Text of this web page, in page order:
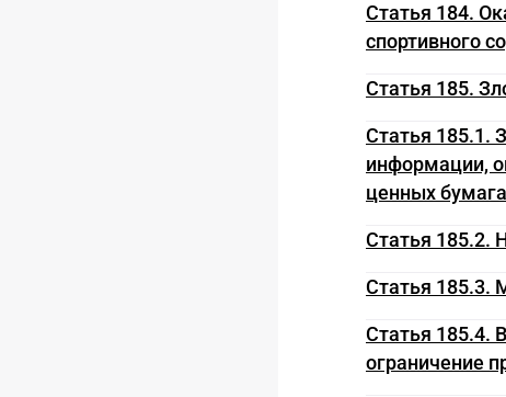
Статья 184.
спортивного
Статья 185.
Статья 185.1.
информации,
ценных
Статья 185.2.
Статья 185.3.
Статья 185.4.
ограничение